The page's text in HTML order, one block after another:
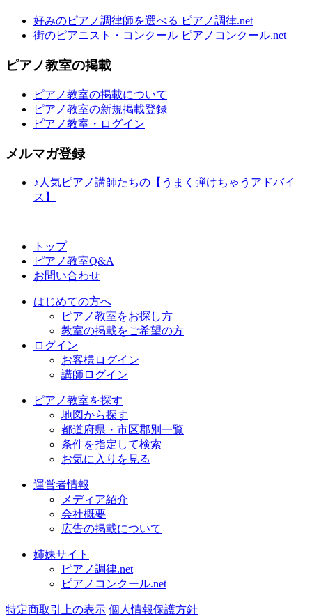
好みのピアノ調律師を選べる ピアノ調律.net
街のピアニスト・コンクール ピアノコンクール.net
ピアノ教室の掲載
ピアノ教室の掲載について
ピアノ教室の新規掲載登録
ピアノ教室・ログイン
メルマガ登録
♪人気ピアノ講師たちの【うまく弾けちゃうアドバイ
ス】
トップ
ピアノ教室Q&A
お問い合わせ
はじめての方へ
ピアノ教室をお探し方
教室の掲載をご希望の方
ログイン
お客様ログイン
講師ログイン
ピアノ教室を探す
地図から探す
都道府県・市区郡別一覧
条件を指定して検索
お気に入りを見る
運営者情報
メディア紹介
会社概要
広告の掲載について
姉妹サイト
ピアノ調律.net
ピアノコンクール.net
特定商取引上の表示 個人情報保護方針